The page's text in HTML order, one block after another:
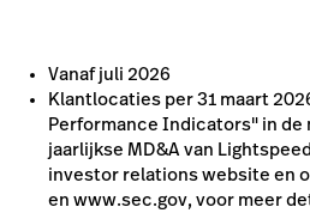
Vanaf juli 2026
Klantlocaties per 31 maart
Performance Indicators" in
jaarlijkse MD&A van
investor relations website en
en www.sec.gov, voor meer